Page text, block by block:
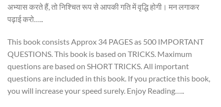
अभ्यास करते हैं, तो निश्चित रूप से आपकी गति में वृद्धि होगी। मन लगाकर
पढ़ाई करो…..
This book consists Approx 34 PAGES as 500 IMPORTANT
QUESTIONS. This book is based on TRICKS. Maximum
questions are based on SHORT TRICKS. All important
questions are included in this book. If you practice this book,
you will increase your speed surely. Enjoy Reading…..